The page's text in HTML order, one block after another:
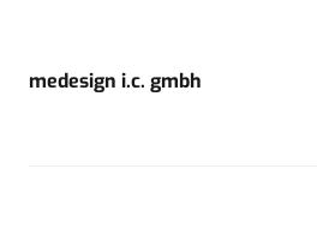
medesign i.c. gmbh